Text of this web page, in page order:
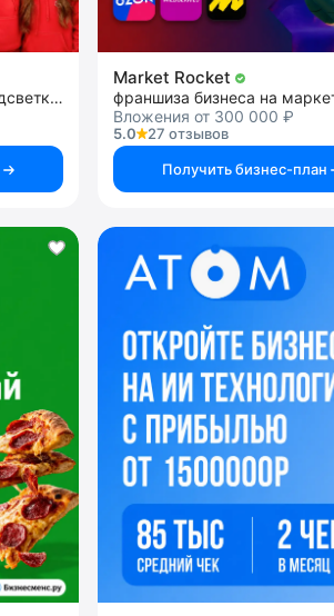
франшиза светодиодной подсветки фасадов
Market Rocket
Вложения от 300 000 ₽
5.0
27 отзывов
Получить бизнес-план